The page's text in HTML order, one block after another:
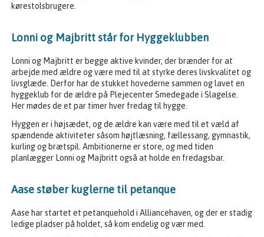
kørestolsbrugere.
Lonni og Majbritt står for Hyggeklubben
Lonni og Majbritt er begge aktive kvinder, der brænder for at
arbejde med ældre og være med til at styrke deres livskvalitet og
livsglæde. Derfor har de stukket hovederne sammen og lavet en
hyggeklub for de ældre på Plejecenter Smedegade i Slagelse.
Her mødes de et par timer hver fredag til hygge.
Hyggen er i højsædet, og de ældre kan være med til et væld af
spændende aktiviteter såsom højtlæsning, fællessang, gymnastik,
kurling og brætspil. Ambitionerne er store, og med tiden
planlægger Lonni og Majbritt også at holde en fredagsbar.
Aase støber kuglerne til petanque
Aase har startet et petanquehold i Alliancehaven, og der er stadig
ledige pladser på holdet, så kom endelig og vær med.